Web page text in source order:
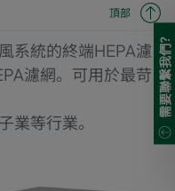
頂部
系統的終端HEPA濾
濾網。可用於最苛
業等行業。
需要聯繫我們?